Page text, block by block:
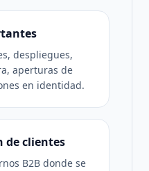
despliegues,
aperturas de
en identidad.
de clientes
B2B donde se